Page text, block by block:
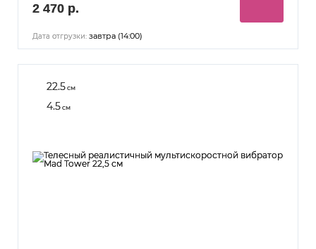
2 470 р.
Дата отгрузки: завтра (14:00)
22.5см
4.5см